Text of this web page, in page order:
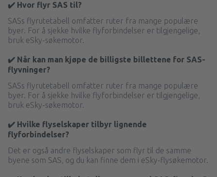
✔️ Hvor flyr SAS til?
SASs flyrutetabell omfatter ruter fra mange populære
byer. For å sjekke hvilke flyforbindelser er tilgjengelige,
bruk eSky-søkemotor.
✔️ Når kan man kjøpe de billigste billettene for SAS-
flyvninger?
SASs flyrutetabell omfatter ruter fra mange populære
byer. For å sjekke hvilke flyforbindelser er tilgjengelige,
bruk eSky-søkemotor.
✔️ Hvilke flyselskaper tilbyr lignende
flyforbindelser?
Det er også andre flyselskaper som flyr til de samme
byene som SAS, og du kan finne dem i eSky-flysøkemotor.